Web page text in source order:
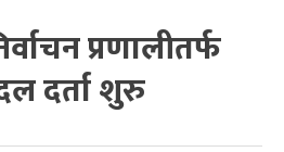
प्रणालीतर्फ
दर्ता शुरु